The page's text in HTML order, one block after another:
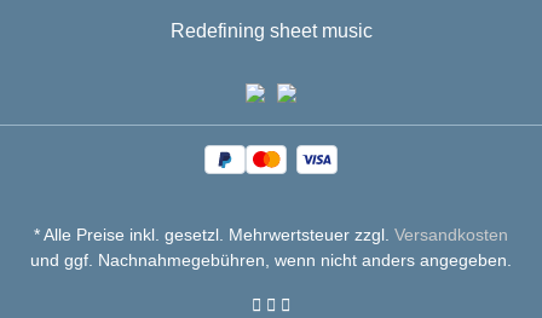
Redefining sheet music
* Alle Preise inkl. gesetzl. Mehrwertsteuer zzgl. Versandkosten
und ggf. Nachnahmegebühren, wenn nicht anders angegeben.